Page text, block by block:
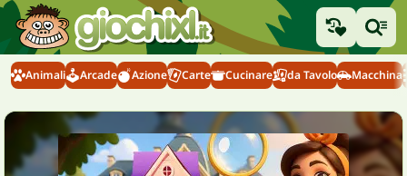
Animali Arcade Azione Carte Cucinare da Tavolo Macchina